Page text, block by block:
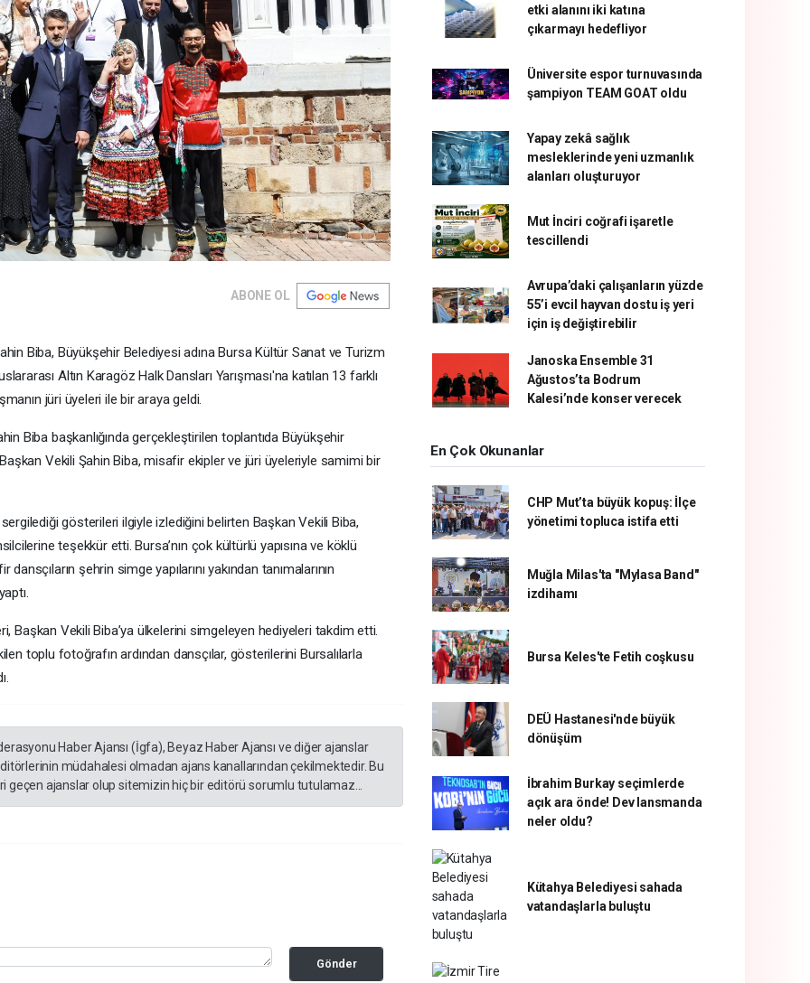
ABONE OL
Biba, Büyükşehir Belediyesi adına Bursa Kültür Sanat ve Turizm
Altın Karagöz Halk Dansları Yarışması'na katılan 13 farklı
jüri üyeleri ile bir araya geldi.
Biba başkanlığında gerçekleştirilen toplantıda Büyükşehir
Vekili Şahin Biba, misafir ekipler ve jüri üyeleriyle samimi bir
sergilediği gösterileri ilgiyle izlediğini belirten Başkan Vekili Biba,
teşekkür etti. Bursa’nın çok kültürlü yapısına ve köklü
şehrin simge yapılarını yakından tanımalarının
Başkan Vekili Biba’ya ülkelerini simgeleyen hediyeleri takdim etti.
toplu fotoğrafın ardından dansçılar, gösterilerini Bursalılarla
Haber Ajansı (İgfa), Beyaz Haber Ajansı ve diğer ajanslar
müdahalesi olmadan ajans kanallarından çekilmektedir. Bu
geçen ajanslar olup sitemizin hiç bir editörü sorumlu tutulamaz...
Gönder
etki alanını iki katına
çıkarmayı hedefliyor
Üniversite espor turnuvasında
şampiyon TEAM GOAT oldu
Yapay zekâ sağlık
mesleklerinde yeni uzmanlık
alanları oluşturuyor
Mut İnciri coğrafi işaretle
tescillendi
Avrupa’daki çalışanların yüzde
55’i evcil hayvan dostu iş yeri
için iş değiştirebilir
Janoska Ensemble 31
Ağustos’ta Bodrum
Kalesi’nde konser verecek
En Çok Okunanlar
CHP Mut’ta büyük kopuş: İlçe
yönetimi topluca istifa etti
Muğla Milas'ta "Mylasa Band"
izdihamı
Bursa Keles'te Fetih coşkusu
DEÜ Hastanesi'nde büyük
dönüşüm
İbrahim Burkay seçimlerde
açık ara önde! Dev lansmanda
neler oldu?
Kütahya Belediyesi sahada
vatandaşlarla buluştu